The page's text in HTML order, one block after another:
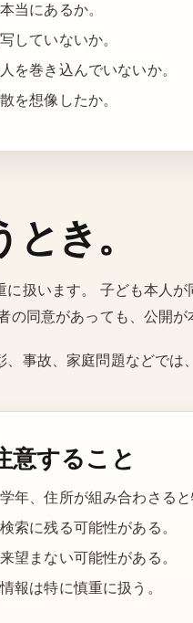
当にあるか。
していないか。
を巻き込んでいないか。
を想像したか。
き。
扱います。 子ども本人
同意があっても、公開が
事故、家庭問題などでは
意すること
年、住所が組み合わさると
索に残る可能性がある。
望まない可能性がある。
報は特に慎重に扱う。